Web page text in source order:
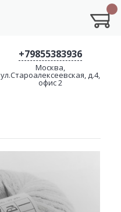
+79855383936
Москва,
ул.Староалексеевская, д.4,
офис 2